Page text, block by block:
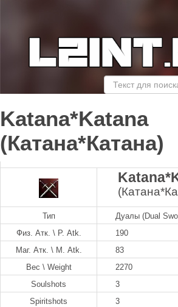
Katana*Katana
(Катана*Катана)
Тип
Дуалы (Dual
Физ. Атк. \ P. Atk.
190
Маг. Атк. \ M. Atk.
83
Вес \ Weight
2270
Soulshots
3
Spiritshots
3